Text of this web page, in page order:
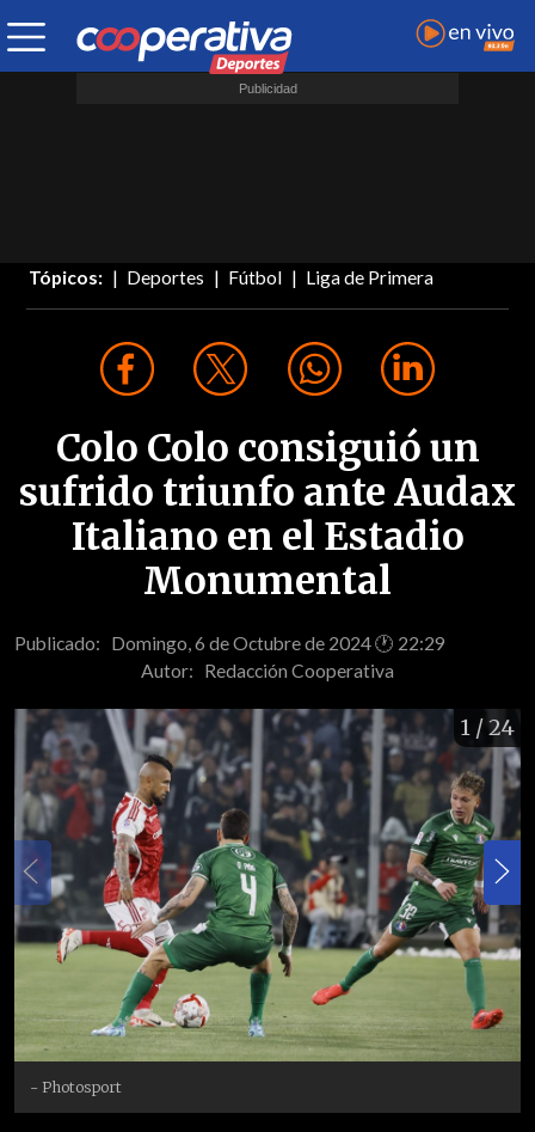
Tópicos: Deportes Fútbol Liga de Primera
Colo Colo consiguió un
sufrido triunfo ante Audax
Italiano en el Estadio
Monumental
Publicado: Domingo, 6 de Octubre de 2024 🕐 22:29
Autor: Redacción Cooperativa
1 / 24
- Photosport